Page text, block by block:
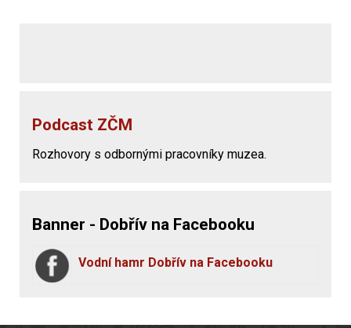
Podcast ZČM
Rozhovory s odbornými pracovníky muzea.
Banner - Dobřív na Facebooku
Vodní hamr Dobřív na Facebooku